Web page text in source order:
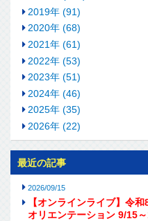
2019年 (91)
2020年 (68)
2021年 (61)
2022年 (53)
2023年 (51)
2024年 (46)
2025年 (35)
2026年 (22)
最近の記事
2026/09/15
【オンラインライブ】令
オリエンテーション 9/15